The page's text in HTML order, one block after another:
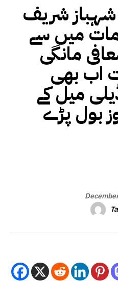
شہباز شریف
میں سے
مانگی
اب بھی
میل کے
بول پڑے